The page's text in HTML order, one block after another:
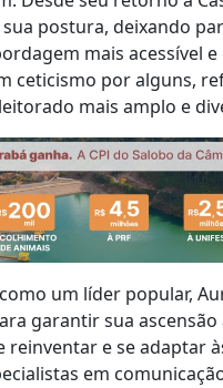
postura, deixando
mais acessível e
ceticismo por alguns,
mais amplo e
um líder popular,
garantir sua
e se adaptar
em